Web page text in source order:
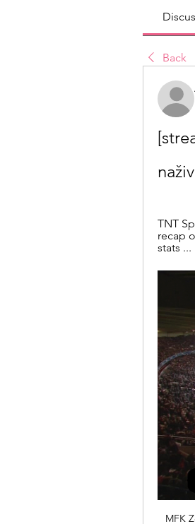
Back
TNT
recap
stats ...
MFK